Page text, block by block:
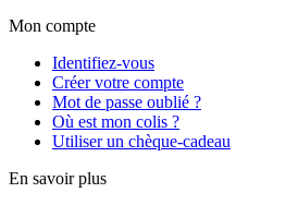
Mon compte
Identifiez-vous
Créer votre compte
Mot de passe oublié ?
Où est mon colis ?
Utiliser un chèque-cadeau
En savoir plus